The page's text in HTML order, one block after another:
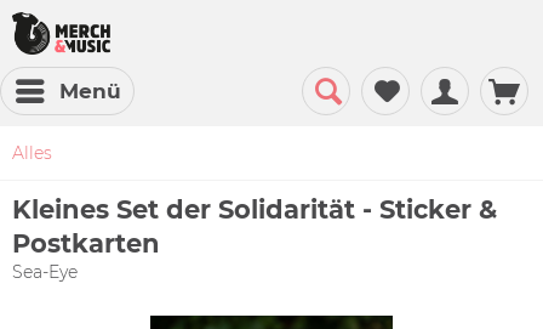
Menü
Alles
Kleines Set der Solidarität - Sticker &
Postkarten
Sea-Eye